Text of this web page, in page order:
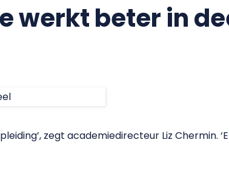
werkt beter in
zegt academiedirecteur Liz Chermin.